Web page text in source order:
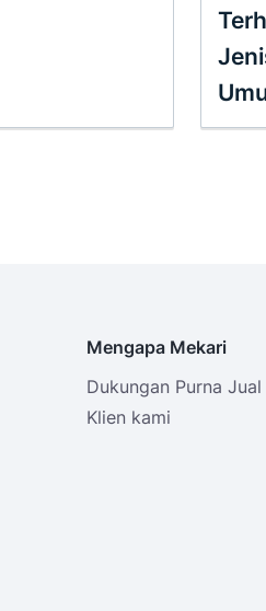
Mengapa Mekari
Dukungan Purna Jual
Klien kami